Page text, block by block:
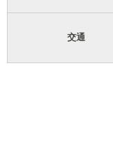
交通